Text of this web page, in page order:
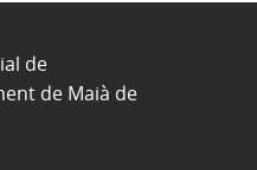
de
de Maià de